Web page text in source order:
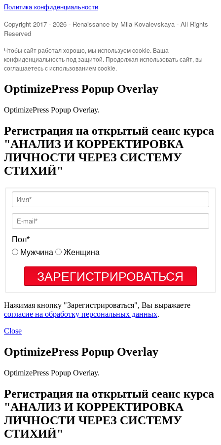
Политика конфиденциальности
Copyright 2017 - 2026 - Renaissance by Mila Kovalevskaya - All Rights
Reserved
Чтобы сайт работал хорошо, мы используем cookie. Ваша
конфиденциальность под защитой. Продолжая использовать сайт, вы
соглашаетесь с использованием cookie.
OptimizePress Popup Overlay
OptimizePress Popup Overlay.
Регистрация на открытый сеанс курса
"АНАЛИЗ И КОРРЕКТИРОВКА
ЛИЧНОСТИ ЧЕРЕЗ СИСТЕМУ
СТИХИЙ"
Пол*
Мужчина
Женщина
Нажимая кнопку "Зарегистрироваться", Вы выражаете
согласие на обработку персональных данных.
Close
OptimizePress Popup Overlay
OptimizePress Popup Overlay.
Регистрация на открытый сеанс курса
"АНАЛИЗ И КОРРЕКТИРОВКА
ЛИЧНОСТИ ЧЕРЕЗ СИСТЕМУ
СТИХИЙ"